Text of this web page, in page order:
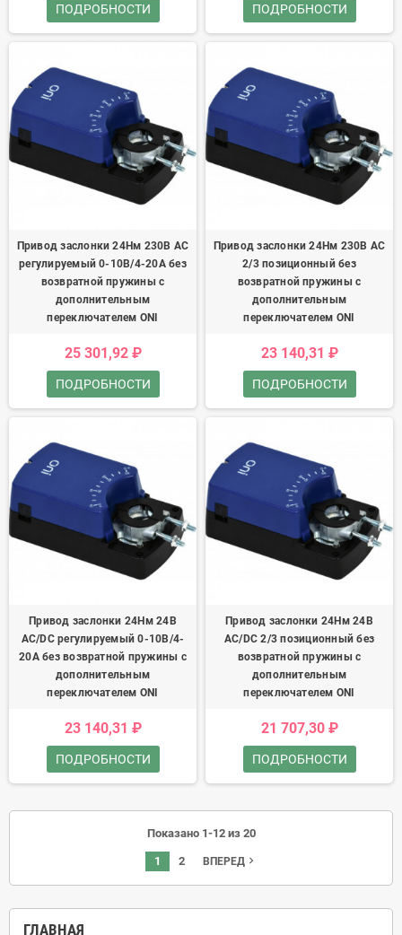
ГЛАВНАЯ
ПОДРОБНОСТИ ПОДРОБНОСТИ
Привод заслонки 24Нм 230В AC
регулируемый 0-10В/4-20А без
возвратной пружины с
дополнительным
переключателем ONI
25 301,92 ₽
ПОДРОБНОСТИ
Привод заслонки 24Нм 230В AC
2/3 позиционный без
возвратной пружины с
дополнительным
переключателем ONI
23 140,31 ₽
ПОДРОБНОСТИ
Привод заслонки 24Нм 24В
AC/DC регулируемый 0-10В/4-
20А без возвратной пружины с
дополнительным
переключателем ONI
23 140,31 ₽
ПОДРОБНОСТИ
Привод заслонки 24Нм 24В
AC/DC 2/3 позиционный без
возвратной пружины с
дополнительным
переключателем ONI
21 707,30 ₽
ПОДРОБНОСТИ
Показано 1-12 из 20
1 2 ВПЕРЕДnavigate_next